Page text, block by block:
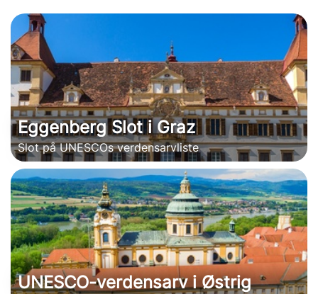
Eggenberg Slot i Graz
Slot på UNESCOs verdensarvliste
UNESCO-verdensarv i Østrig